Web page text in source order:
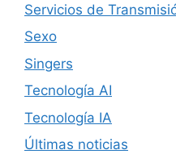
Servicios de
Sexo
Singers
Tecnología AI
Tecnología IA
Últimas noticias